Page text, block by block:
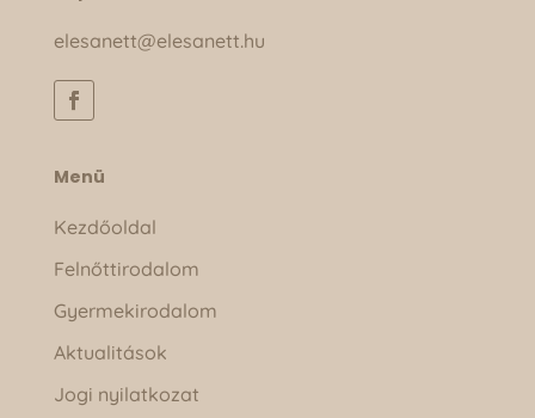
elesanett@elesanett.hu
Menü
Kezdőoldal
Felnőttirodalom
Gyermekirodalom
Aktualitások
Jogi nyilatkozat